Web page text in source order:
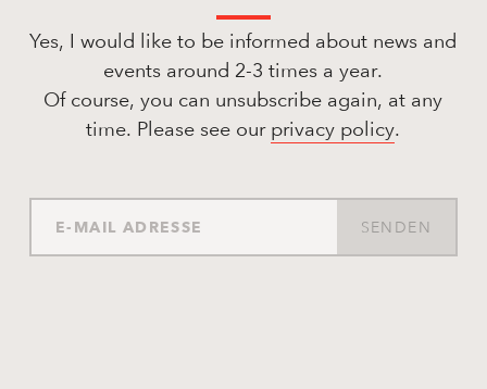
Yes, I would like to be informed about news and
events around 2-3 times a year.
Of course, you can unsubscribe again, at any
time. Please see our privacy policy.